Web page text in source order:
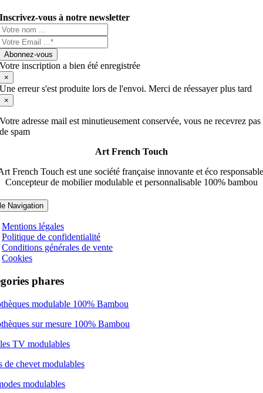
Inscrivez-vous à notre newsletter
Abonnez-vous
Votre inscription a bien été enregistrée
×
Une erreur s'est produite lors de l'envoi. Merci de réessayer plus tard
×
Votre adresse mail est minutieusement conservée, vous ne recevrez pas
de spam
Art French Touch
French Touch est une société française innovante et éco
Concepteur de mobilier modulable et personnalisable 100% bambou
Navigation
Mentions légales
Politique de confidentialité
Conditions générales de vente
Cookies
phares
modulable 100% Bambou
sur mesure 100% Bambou
TV modulables
de chevet modulables
modulables